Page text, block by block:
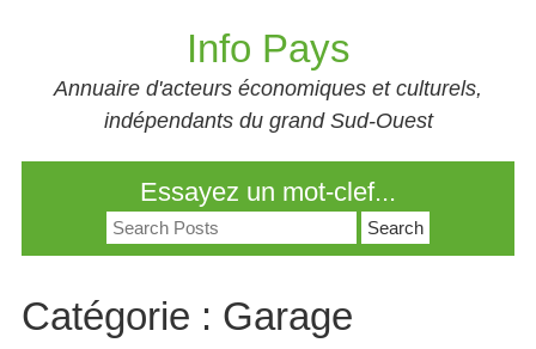
Info Pays
Annuaire d'acteurs économiques et culturels,
indépendants du grand Sud-Ouest
Essayez un mot-clef...
Search
for:
Catégorie : Garage